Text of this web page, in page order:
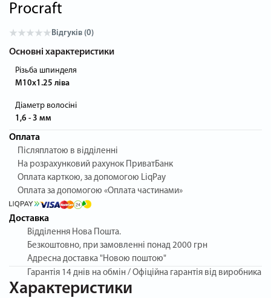
Procraft
Відгуків (0)
Основні характеристики
Різьба шпинделя
M10x1.25 ліва
Діаметр волосіні
1,6 - 3 мм
Оплата
Післяплатою в відділенні
На розрахунковий рахунок ПриватБанк
Оплата карткою, за допомогою LiqPay
Оплата за допомогою «Оплата частинами»
Доставка
Відділення Нова Пошта.
Безкоштовно, при замовленні понад 2000 грн
Адресна доставка "Новою поштою"
Гарантія 14 днів на обмін / Офіційна гарантія від виробника
Характеристики